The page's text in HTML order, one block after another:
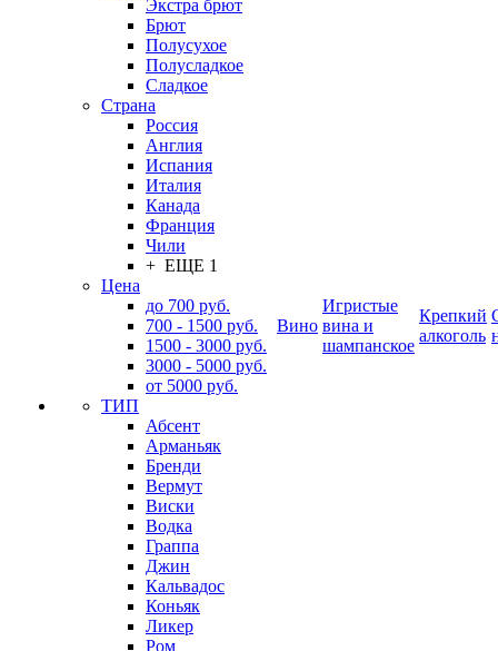
Экстра брют
Брют
Полусухое
Полусладкое
Сладкое
Страна
Россия
Англия
Испания
Италия
Канада
Франция
Чили
+ ЕЩЕ 1
Цена
до 700 руб.
700 - 1500 руб.
1500 - 3000 руб.
3000 - 5000 руб.
от 5000 руб.
ТИП
Абсент
Арманьяк
Бренди
Вермут
Виски
Водка
Граппа
Джин
Кальвадос
Коньяк
Ликер
Ром
Вино
Игристые
вина и
шампанское
Крепкий
алкоголь